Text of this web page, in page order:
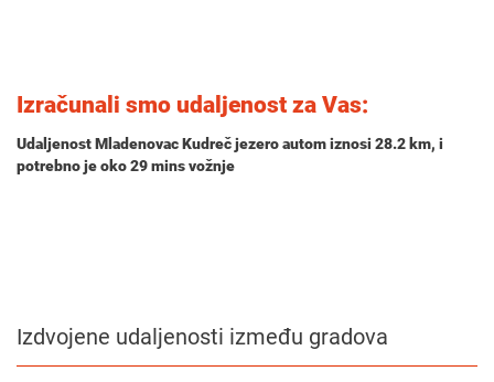
Izračunali smo udaljenost za Vas:
Udaljenost Mladenovac Kudreč jezero autom iznosi 28.2 km, i
potrebno je oko29 minsvožnje
Izdvojene udaljenosti između gradova